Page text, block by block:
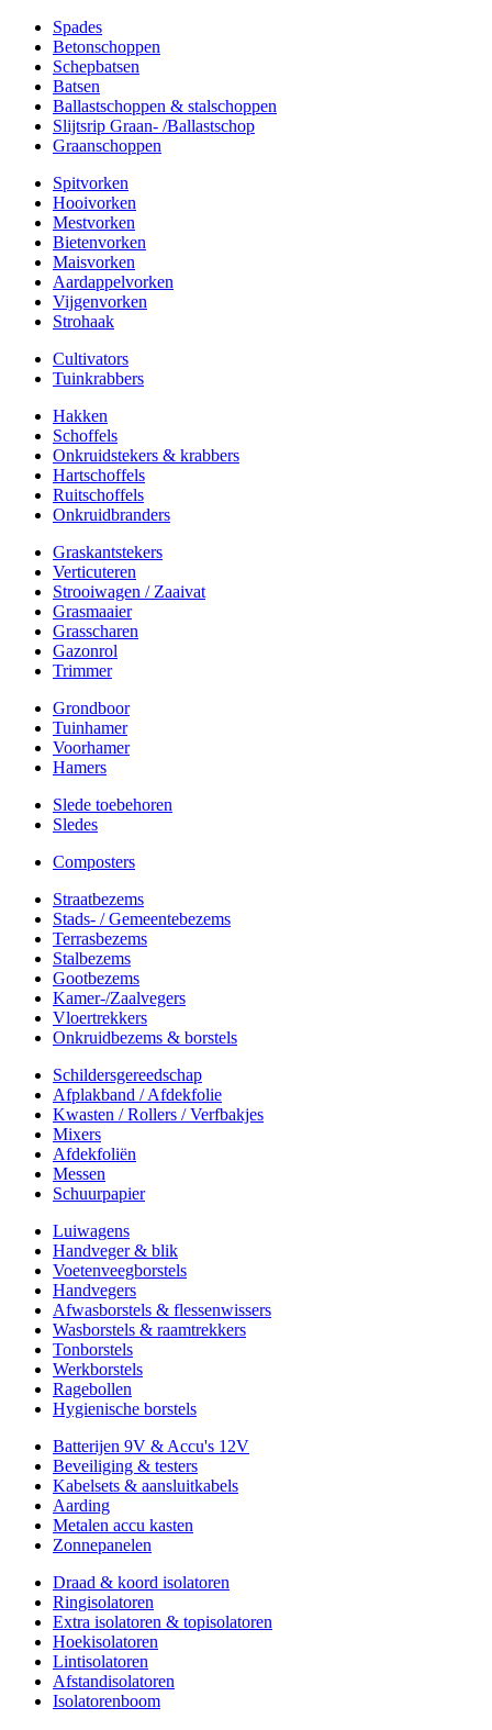
Spades
Betonschoppen
Schepbatsen
Batsen
Ballastschoppen & stalschoppen
Slijtsrip Graan- /Ballastschop
Graanschoppen
Spitvorken
Hooivorken
Mestvorken
Bietenvorken
Maisvorken
Aardappelvorken
Vijgenvorken
Strohaak
Cultivators
Tuinkrabbers
Hakken
Schoffels
Onkruidstekers & krabbers
Hartschoffels
Ruitschoffels
Onkruidbranders
Graskantstekers
Verticuteren
Strooiwagen / Zaaivat
Grasmaaier
Grasscharen
Gazonrol
Trimmer
Grondboor
Tuinhamer
Voorhamer
Hamers
Slede toebehoren
Sledes
Composters
Straatbezems
Stads- / Gemeentebezems
Terrasbezems
Stalbezems
Gootbezems
Kamer-/Zaalvegers
Vloertrekkers
Onkruidbezems & borstels
Schildersgereedschap
Afplakband / Afdekfolie
Kwasten / Rollers / Verfbakjes
Mixers
Afdekfoliën
Messen
Schuurpapier
Luiwagens
Handveger & blik
Voetenveegborstels
Handvegers
Afwasborstels & flessenwissers
Wasborstels & raamtrekkers
Tonborstels
Werkborstels
Ragebollen
Hygienische borstels
Batterijen 9V & Accu's 12V
Beveiliging & testers
Kabelsets & aansluitkabels
Aarding
Metalen accu kasten
Zonnepanelen
Draad & koord isolatoren
Ringisolatoren
Extra isolatoren & topisolatoren
Hoekisolatoren
Lintisolatoren
Afstandisolatoren
Isolatorenboom